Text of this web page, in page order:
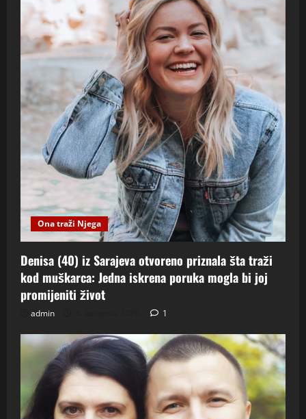
Ona traži Njega
Denisa (40) iz Sarajeva otvoreno priznala šta traži
kod muškarca: Jedna iskrena poruka mogla bi joj
promijeniti život
admin 1